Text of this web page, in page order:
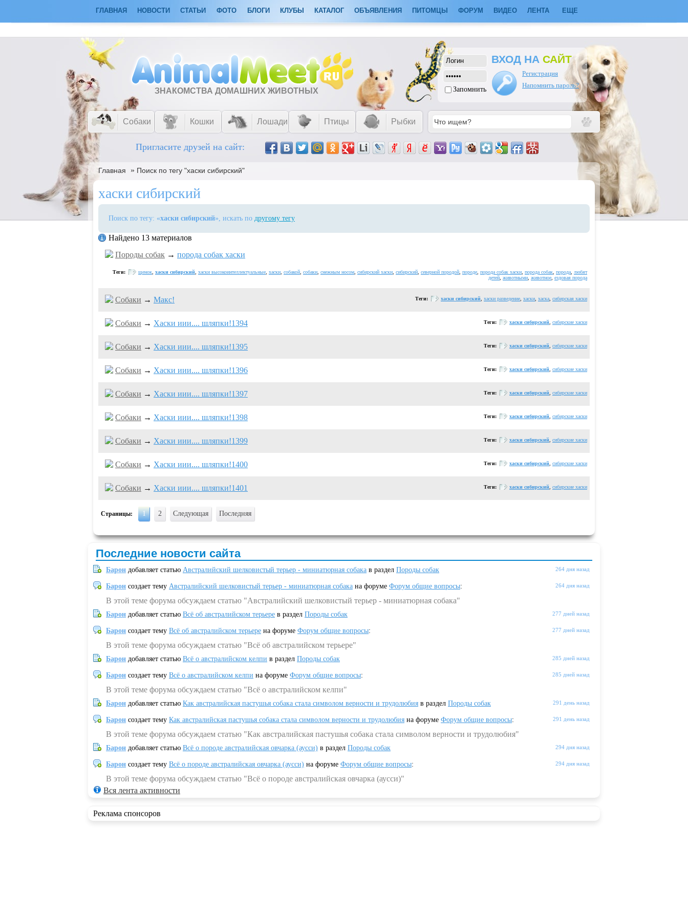
ГЛАВНАЯ НОВОСТИ СТАТЬИ ФОТО БЛОГИ КЛУБЫ КАТАЛОГ ОБЪЯВЛЕНИЯ ПИТОМЦЫ ФОРУМ ВИДЕО ЛЕНТА ЕЩЕ
ЗНАКОМСТВА ДОМАШНИХ ЖИВОТНЫХ Запомнить
ВХОД НА САЙТ
Регистрация
Напомнить пароль?
Собаки Кошки Лошади Птицы Рыбки
Пригласите друзей на сайт:
Главная » Поиск по тегу "хаски сибирский"
хаски сибирский
Поиск по тегу: «хаски сибирский», искать по другому тегу
Найдено 13 материалов
Породы собак → порода собак хаски
Теги: щенок хаски сибирский хаски высокоинтеллектуальные хаски собакой собаки снежным носом сибирский хаски сибирский северной породой породе порода собак хаски порода собак порода
любят
детей животными животное ездовая порода
Собаки → Макс! Теги: хаски сибирский хаски разведение хаски хаска сибирская хаски
Собаки → Хаски иии.... шляпки!1394 Теги: хаски сибирский сибирские хаски
Собаки → Хаски иии.... шляпки!1395 Теги: хаски сибирский сибирские хаски
Собаки → Хаски иии.... шляпки!1396 Теги: хаски сибирский сибирские хаски
Собаки → Хаски иии.... шляпки!1397 Теги: хаски сибирский сибирские хаски
Собаки → Хаски иии.... шляпки!1398 Теги: хаски сибирский сибирские хаски
Собаки → Хаски иии.... шляпки!1399 Теги: хаски сибирский сибирские хаски
Собаки → Хаски иии.... шляпки!1400 Теги: хаски сибирский сибирские хаски
Собаки → Хаски иии.... шляпки!1401 Теги: хаски сибирский сибирские хаски
Страницы: 1 2 Следующая Последняя
Последние новости сайта
264 дня назад
Барон добавляет статью Австралийский шелковистый терьер - миниатюрная собака в раздел Породы собак
264 дня назад
Барон создает тему Австралийский шелковистый терьер - миниатюрная собака на форуме Форум общие вопросы:
В этой теме форума обсуждаем статью "Австралийский шелковистый терьер - миниатюрная собака"
277 дней назад
Барон добавляет статью Всё об австралийском терьере в раздел Породы собак
277 дней назад
Барон создает тему Всё об австралийском терьере на форуме Форум общие вопросы:
В этой теме форума обсуждаем статью "Всё об австралийском терьере"
285 дней назад
Барон добавляет статью Всё о австралийском келпи в раздел Породы собак
285 дней назад
Барон создает тему Всё о австралийском келпи на форуме Форум общие вопросы:
В этой теме форума обсуждаем статью "Всё о австралийском келпи"
291 день назад
Барон добавляет статью Как австралийская пастушья собака стала символом верности и трудолюбия в раздел Породы собак
291 день назад
Барон создает тему Как австралийская пастушья собака стала символом верности и трудолюбия на форуме Форум общие вопросы:
В этой теме форума обсуждаем статью "Как австралийская пастушья собака стала символом верности и трудолюбия"
294 дня назад
Барон добавляет статью Всё о породе австралийская овчарка (аусси) в раздел Породы собак
294 дня назад
Барон создает тему Всё о породе австралийская овчарка (аусси) на форуме Форум общие вопросы:
В этой теме форума обсуждаем статью "Всё о породе австралийская овчарка (аусси)"
Вся лента активности
Реклама спонсоров